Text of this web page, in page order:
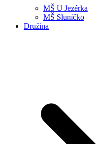
MŠ U Jezérka
MŠ Sluníčko
Družina